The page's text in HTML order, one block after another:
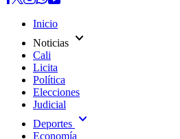
Inicio
Noticias expand_more
Cali
Licita
Política
Elecciones
Judicial
Deportes expand_more
Economía